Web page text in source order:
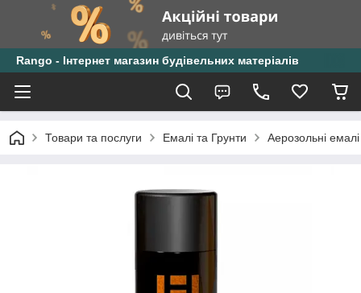
Rango - Інтернет магазин будівельних матеріалів
Товари та послуги Емалі та Грунти Аерозольні емалі